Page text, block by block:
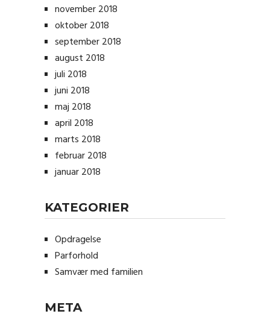
november 2018
oktober 2018
september 2018
august 2018
juli 2018
juni 2018
maj 2018
april 2018
marts 2018
februar 2018
januar 2018
KATEGORIER
Opdragelse
Parforhold
Samvær med familien
META